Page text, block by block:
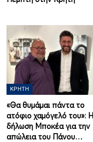
ΚΡΉΤΗ
«Θα θυμάμαι πάντα το
ατόφιο χαμόγελό του»: Η
δήλωση Μποκέα για την
απώλεια του Πάνου…